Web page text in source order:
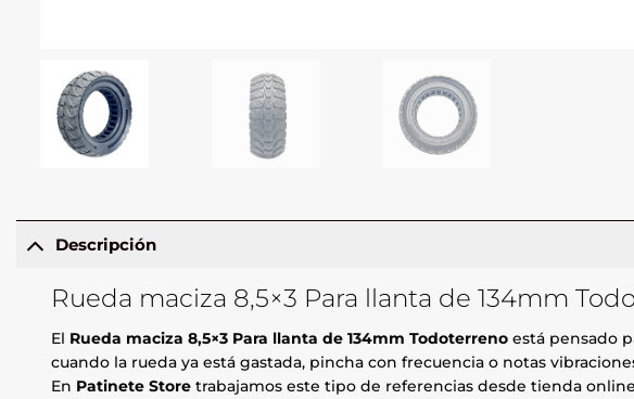
Descripción
Rueda maciza 8,5×3 Para llanta de 134mm
El Rueda maciza 8,5×3 Para llanta de 134mm Todoterreno está pensado
cuando la rueda ya está gastada, pincha con frecuencia o notas
En Patinete Store trabajamos este tipo de referencias desde tienda